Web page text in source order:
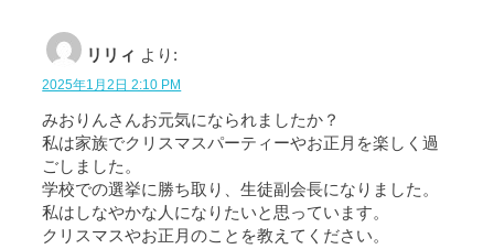
リリィ より:
2025年1月2日 2:10 PM
みおりんさんお元気になられましたか？
私は家族でクリスマスパーティーやお正月を楽しく過
ごしました。
学校での選挙に勝ち取り、生徒副会長になりました。
私はしなやかな人になりたいと思っています。
クリスマスやお正月のことを教えてください。